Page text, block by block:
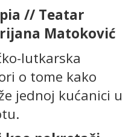
// Teatar
Matoković
lutkarska
o tome kako
jednoj kućanici u